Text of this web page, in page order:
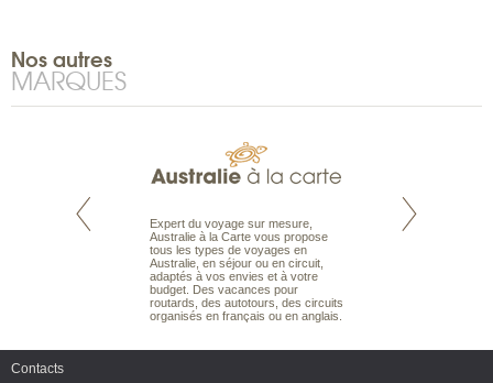
Nos autres
MARQUES
est le spécialiste
Expert du voyage sur mesure,
Australie à la Carte vous propose
tous les types de voyages en
Australie, en séjour ou en circuit,
adaptés à vos envies et à votre
budget. Des vacances pour
routards, des autotours, des circuits
organisés en français ou en anglais.
Parce qu’ils sont
Contacts